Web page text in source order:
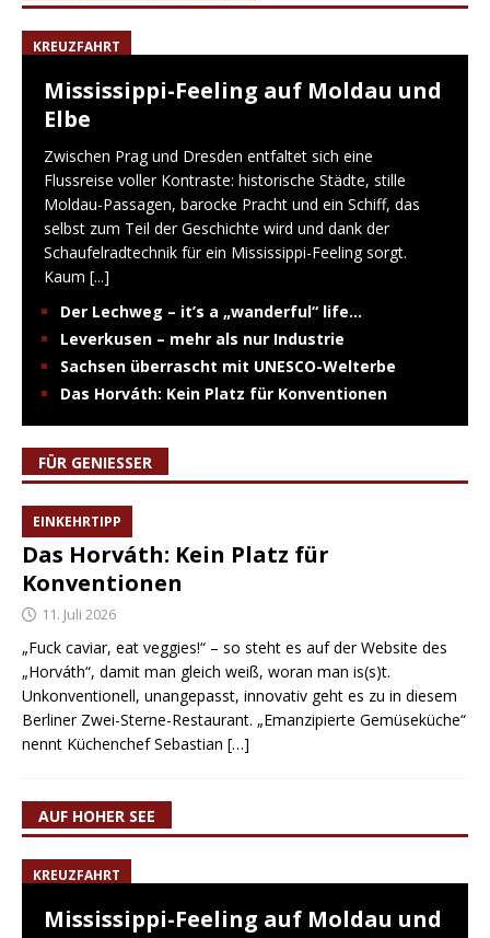
KREUZFAHRT
Mississippi-Feeling auf Moldau und
Elbe
Zwischen Prag und Dresden entfaltet sich eine
Flussreise voller Kontraste: historische Städte, stille
Moldau-Passagen, barocke Pracht und ein Schiff, das
selbst zum Teil der Geschichte wird und dank der
Schaufelradtechnik für ein Mississippi-Feeling sorgt.
Kaum [...]
Der Lechweg – it’s a „wanderful“ life…
Leverkusen – mehr als nur Industrie
Sachsen überrascht mit UNESCO-Welterbe
Das Horváth: Kein Platz für Konventionen
FÜR GENIESSER
EINKEHRTIPP
Das Horváth: Kein Platz für
Konventionen
11. Juli 2026
„Fuck caviar, eat veggies!“ – so steht es auf der Website des
„Horváth“, damit man gleich weiß, woran man is(s)t.
Unkonventionell, unangepasst, innovativ geht es zu in diesem
Berliner Zwei-Sterne-Restaurant. „Emanzipierte Gemüseküche“
nennt Küchenchef Sebastian […]
AUF HOHER SEE
KREUZFAHRT
Mississippi-Feeling auf Moldau und